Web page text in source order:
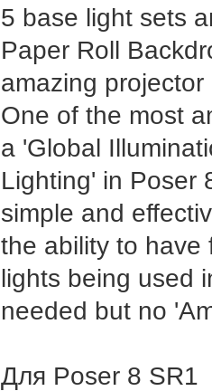
5 base light sets
Paper Roll
amazing projector
One of the most
a 'Global
Lighting' in Poser
simple and
the ability to have
lights being used
needed but no
Для Poser 8 SR1